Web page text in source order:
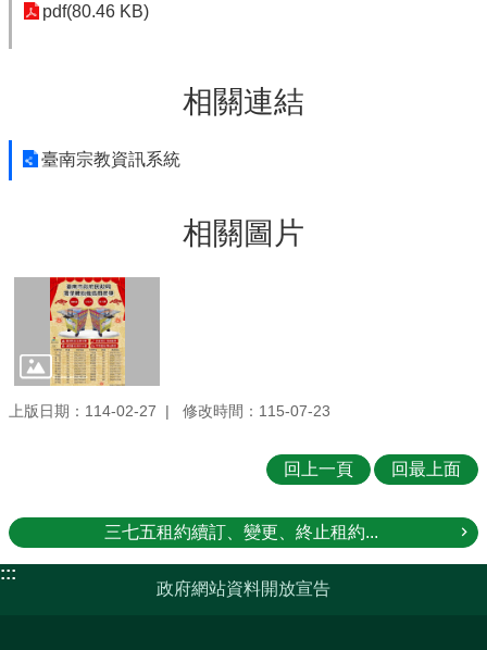
pdf(80.46 KB)
相關連結
臺南宗教資訊系統
相關圖片
上版日期：114-02-27 修改時間：115-07-23
回上一頁 回最上面
三七五租約續訂、變更、終止租約...
:::
政府網站資料開放宣告